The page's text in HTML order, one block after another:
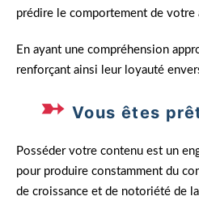
prédire le comportement de
En ayant une compréhension
renforçant ainsi leur loyauté
Vous êtes
Posséder votre contenu est un
pour produire constamment du
de croissance et de notoriété de